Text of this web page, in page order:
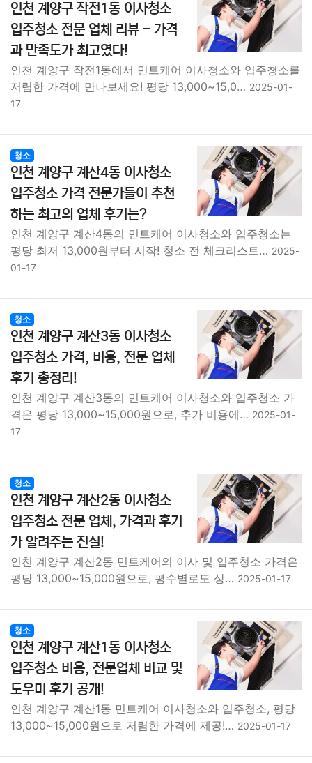
인천 계양구 작전1동 이사청소
입주청소 전문 업체 리뷰 - 가격
과 만족도가 최고였다!
인천 계양구 작전1동에서 민트케어 이사청소와 입주청소를
저렴한 가격에 만나보세요! 평당 13,000~15,0… 2025-01-
17
청소
인천 계양구 계산4동 이사청소
입주청소 가격 전문가들이 추천
하는 최고의 업체 후기는?
인천 계양구 계산4동의 민트케어 이사청소와 입주청소는
평당 최저 13,000원부터 시작! 청소 전 체크리스트… 2025-
01-17
청소
인천 계양구 계산3동 이사청소
입주청소 가격, 비용, 전문 업체
후기 총정리!
인천 계양구 계산3동의 민트케어 이사청소와 입주청소 가
격은 평당 13,000~15,000원으로, 추가 비용에… 2025-01-
17
청소
인천 계양구 계산2동 이사청소
입주청소 전문 업체, 가격과 후기
가 알려주는 진실!
인천 계양구 계산2동 민트케어의 이사 및 입주청소 가격은
평당 13,000~15,000원으로, 평수별로도 상… 2025-01-17
청소
인천 계양구 계산1동 이사청소
입주청소 비용, 전문업체 비교 및
도우미 후기 공개!
인천 계양구 계산1동 민트케어 이사청소와 입주청소, 평당
13,000~15,000원으로 저렴한 가격에 제공!… 2025-01-17